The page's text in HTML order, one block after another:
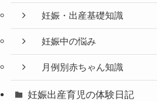
妊娠・出産基礎知識
妊娠中の悩み
月例別赤ちゃん知識
妊娠出産育児の体験日記